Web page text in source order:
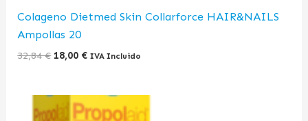
Colageno Dietmed Skin Collarforce HAIR&NAILS
Ampollas 20
32,84€ 18,00 € IVA Incluido